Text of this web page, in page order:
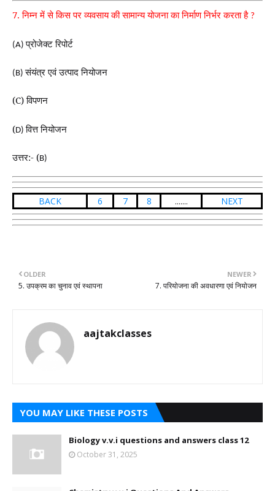
7. निम्न में से किस पर व्यवसाय की सामान्य योजना का निर्माण निर्भर करता है ?
(A)प्रोजेक्ट रिपोर्ट
(B)संयंत्र एवं उत्पाद नियोजन
(C) विपणन
(D)वित्त नियोजन
उत्तर:- (B)
BACK 6 7 8 ....... NEXT
NEWER
7. परियोजना की अवधारणा एवं नियोजन
OLDER
5. उपक्रम का चुनाव एवं स्थापना
aajtakclasses
YOU MAY LIKE THESE POSTS
Biology v.v.i questions and answers class 12
October 31, 2025